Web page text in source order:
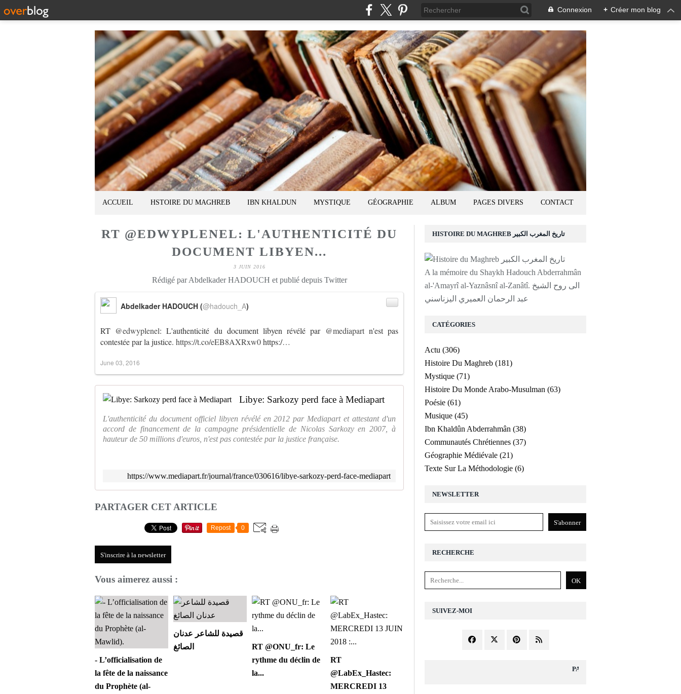
Connexion + Créer mon blog
ACCUEIL HSTOIRE DU MAGHREB IBN KHALDUN MYSTIQUE GÉOGRAPHIE ALBUM PAGES DIVERS CONTACT
RT @EDWYPLENEL: L'AUTHENTICITÉ DU
DOCUMENT LIBYEN...
3 JUIN 2016
Rédigé par Abdelkader HADOUCH et publié depuis Twitter
RT @edwyplenel: L'authenticité du document libyen révélé par @mediapartn'est pas
contestée par la justice. https://t.co/eEB8AXRxw0https:/…
Abdelkader HADOUCH (@hadouch_A)
June 03, 2016
Libye: Sarkozy perd face à Mediapart
L'authenticité du document officiel libyen révélé en 2012 par Mediapart et attestant d'un
accord de financement de la campagne présidentielle de Nicolas Sarkozy en 2007, à
hauteur de 50 millions d'euros, n'est pas contestée par la justice française.
https://www.mediapart.fr/journal/france/030616/libye-sarkozy-perd-face-mediapart
PARTAGER CET ARTICLE
Repost 0
S'inscrire à la newsletter
Vous aimerez aussi :
- L’officialisation de
la fête de la naissance
du Prophète (al-
قصيدة للشاعر عدنان
الصائغ
RT @ONU_fr: Le
rythme du déclin de
la...
RT
@LabEx_Hastec:
MERCREDI 13
NEWSLETTER
SUIVEZ-MOI
RECHERCHE
HISTOIRE DU MAGHREB تاريخ المغرب الكبير
A la mémoire du Shaykh Hadouch Abderrahmân
al-'Amayrî al-Yaznâsnî al-Zanâtî. الى روح الشيخ
عبد الرحمان العميري اليزناسني
CATÉGORIES
Actu (306)
Histoire Du Maghreb (181)
Mystique (71)
Histoire Du Monde Arabo-Musulman (63)
Poésie (61)
Musique (45)
Ibn Khaldûn Abderrahmân (38)
Communautés Chrétiennes (37)
Géographie Médiévale (21)
Texte Sur La Méthodologie (6)
PAGES DIVERS